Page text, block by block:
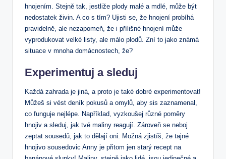
hnojením. Stejně tak, jestliže plody malé a mdlé, může být
nedostatek živin. A co s tím? Ujisti se, že hnojení probíhá
pravidelně, ale nezapomeň, že i přílišné hnojení může
vyprodukovat velké listy, ale málo plodů. Zní to jako známá
situace v mnoha domácnostech, že?
Experimentuj a sleduj
Každá zahrada je jiná, a proto je také dobré experimentovat!
Můžeš si vést deník pokusů a omylů, aby sis zaznamenal,
co funguje nejlépe. Například, vyzkoušej různé poměry
hnojiv a sleduj, jak tvé maliny reagují. Zároveň se neboj
zeptat sousedů, jak to dělají oni. Možná zjistíš, že tajné
hnojivo sousedovic Anny je přitom jen starý recept na